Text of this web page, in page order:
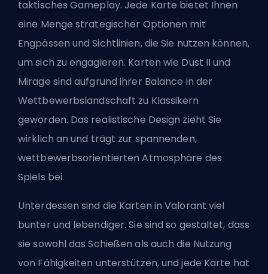
taktisches Gameplay. Jede Karte bietet Ihnen
eine Menge strategischer Optionen mit
Engpässen und Sichtlinien, die Sie nutzen können,
um sich zu engagieren. Karten wie Dust II und
Mirage sind aufgrund ihrer Balance in der
Wettbewerbslandschaft zu Klassikern
geworden. Das realistische Design zieht Sie
wirklich an und trägt zur spannenden,
wettbewerbsorientierten Atmosphäre des
Spiels bei.
Unterdessen sind die Karten in Valorant viel
bunter und lebendiger. Sie sind so gestaltet, dass
sie sowohl das Schießen als auch die Nutzung
von Fähigkeiten unterstützen, und jede Karte hat